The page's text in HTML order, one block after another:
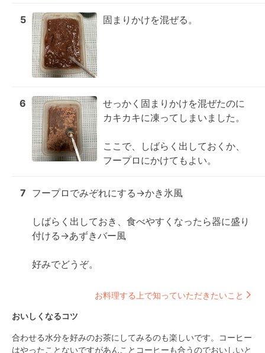
5 固まりかけを混ぜる。
6
せっかく固まりかけを混ぜたのに
カキカキに凍ってしまいました。
ここで、しばらく出しておくか、
フープロにかけてもよい。
7 フープロでみぞれにする→かき氷風
しばらく出しておき、食べやすくなったら器に盛り
付ける→あずきバー風
好みでどうぞ。
お料理する上で知っていただきたいこと
おいしくなるコツ
合わせる水分を好みのお茶にしてみるのも楽しいです。コーヒー
はやったことないですがあんことコーヒーも合うのでおいしいと